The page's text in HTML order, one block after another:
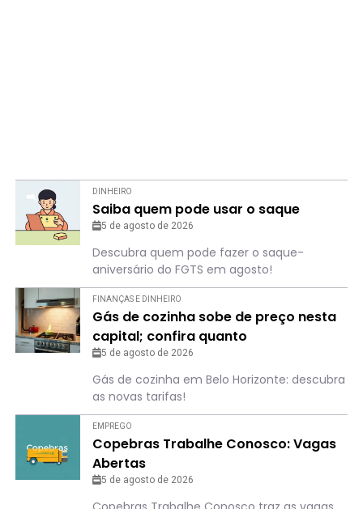
DINHEIRO
Saiba quem pode usar o saque
5 de agosto de 2026
Descubra quem pode fazer o saque-
aniversário do FGTS em agosto!
FINANÇAS E DINHEIRO
Gás de cozinha sobe de preço nesta
capital; confira quanto
5 de agosto de 2026
Gás de cozinha em Belo Horizonte: descubra
as novas tarifas!
EMPREGO
Copebras Trabalhe Conosco: Vagas
Abertas
5 de agosto de 2026